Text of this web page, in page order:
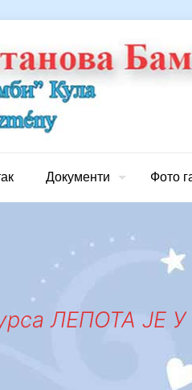
Документи Фото
ЛЕПОТА